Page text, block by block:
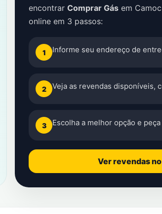
encontrar Comprar Gás em
online em 3 passos:
1 Informe seu endereço de
2 Veja as revendas disponíveis,
3 Escolha a melhor opção e
Ver revendas